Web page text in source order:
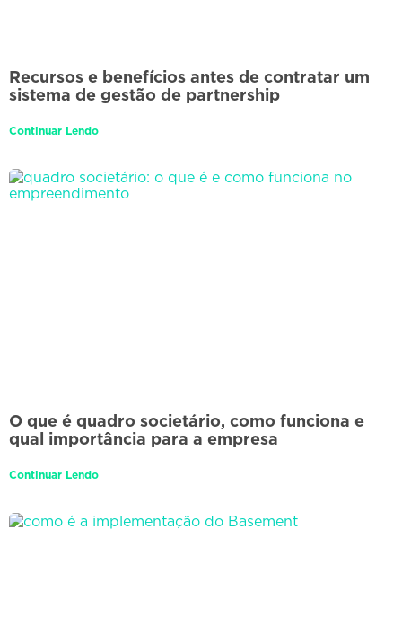
Recursos e benefícios antes de contratar um
sistema de gestão de partnership
Continuar Lendo
O que é quadro societário, como funciona e
qual importância para a empresa
Continuar Lendo